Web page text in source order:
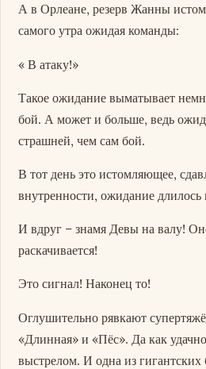
А в Орлеане, резерв Жанны
самого утра ожидая команды:
« В атаку!»
Такое ожидание выматывает
бой. А может и больше, ведь
страшней, чем сам бой.
В тот день это истомляющее,
внутренности, ожидание длилось
И вдруг – знамя Девы на валу!
раскачивается!
Это сигнал! Наконец то!
Оглушительно рявкают
«Длинная» и «Пёс». Да как
выстрелом. И одна из